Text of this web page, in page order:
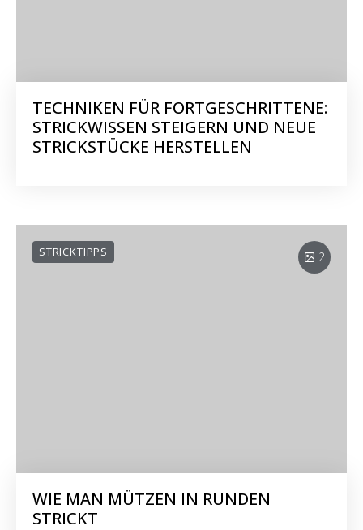
TECHNIKEN FÜR FORTGESCHRITTENE:
STRICKWISSEN STEIGERN UND NEUE
STRICKSTÜCKE HERSTELLEN
2
STRICKTIPPS
WIE MAN MÜTZEN IN RUNDEN
STRICKT